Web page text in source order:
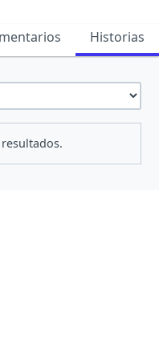
Historias